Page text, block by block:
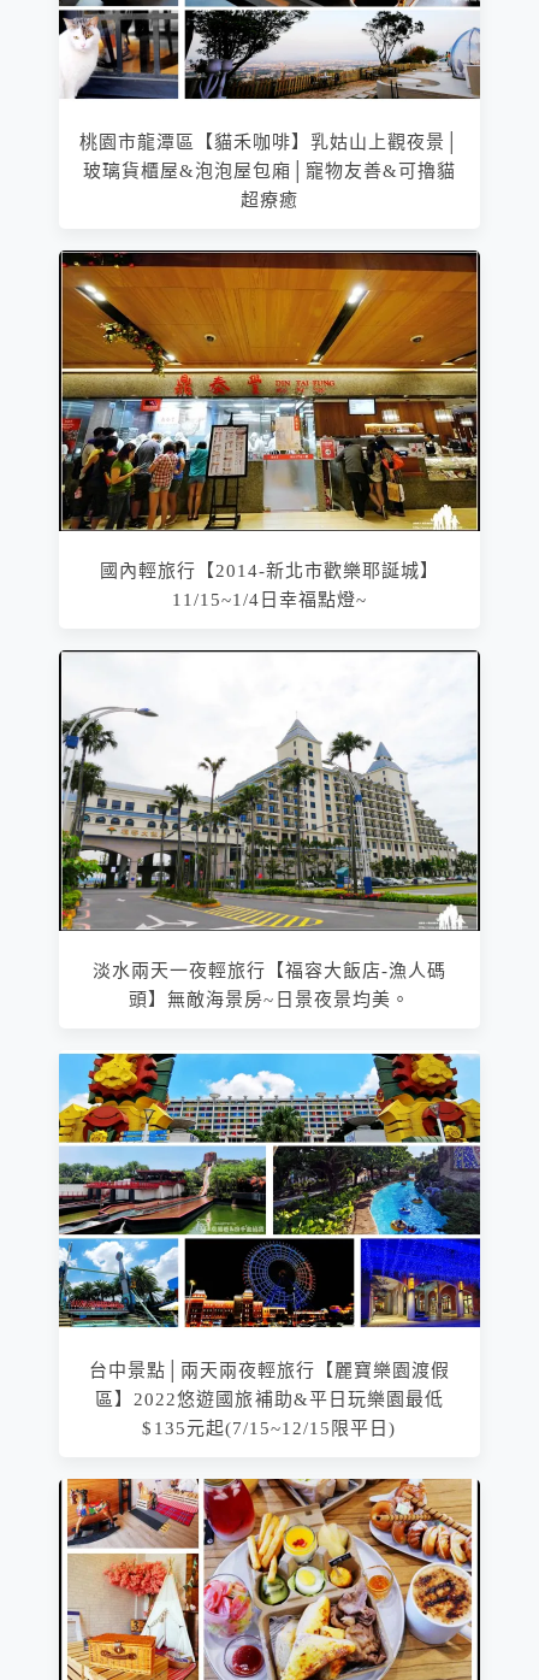
桃園市龍潭區【貓禾咖啡】乳姑山上觀夜景│
玻璃貨櫃屋&泡泡屋包廂│寵物友善&可擼貓
超療癒
國內輕旅行【2014-新北市歡樂耶誕城】
11/15~1/4日幸福點燈~
淡水兩天一夜輕旅行【福容大飯店-漁人碼
頭】無敵海景房~日景夜景均美。
台中景點│兩天兩夜輕旅行【麗寶樂園渡假
區】2022悠遊國旅補助&平日玩樂園最低
$135元起(7/15~12/15限平日)